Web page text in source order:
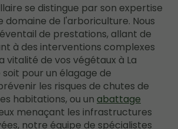
se distingue par son expertise
domaine de l'arboriculture. Nous
de prestations, allant de
à des interventions complexes
vitalité de vos végétaux à La
soit pour un élagage de
les risques de chutes de
habitations, ou un abattage
menaçant les infrastructures
notre équipe de spécialistes